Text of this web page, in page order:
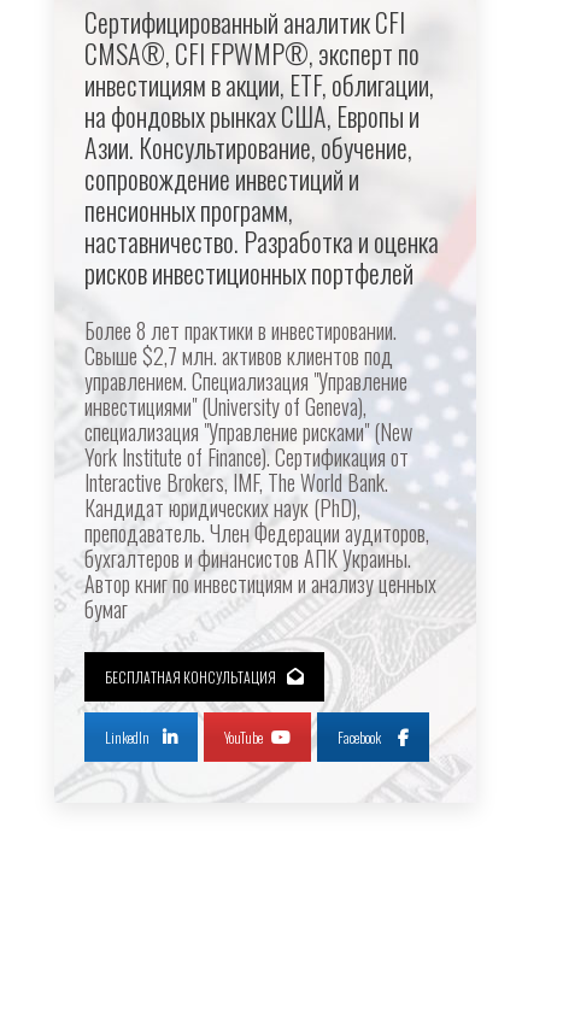
Сертифицированный аналитик CFI
CMSA®, CFI FPWMP®, эксперт по
инвестициям в акции, ETF, облигации,
на фондовых рынках США, Европы и
Азии. Консультирование, обучение,
сопровождение инвестиций и
пенсионных программ,
наставничество. Разработка и оценка
рисков инвестиционных портфелей
Более 8 лет практики в инвестировании.
Свыше $2,7 млн. активов клиентов под
управлением. Специализация "Управление
инвестициями" (University of Geneva),
специализация "Управление рисками" (New
York Institute of Finance). Сертификация от
Interactive Brokers, IMF, The World Bank.
Кандидат юридических наук (PhD),
преподаватель. Член Федерации аудиторов,
бухгалтеров и финансистов АПК Украины.
Автор книг по инвестициям и анализу ценных
бумаг
БЕСПЛАТНАЯ КОНСУЛЬТАЦИЯ
LinkedIn YouTube Facebook